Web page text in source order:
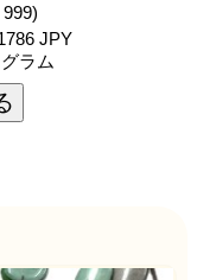
JPY
ラム